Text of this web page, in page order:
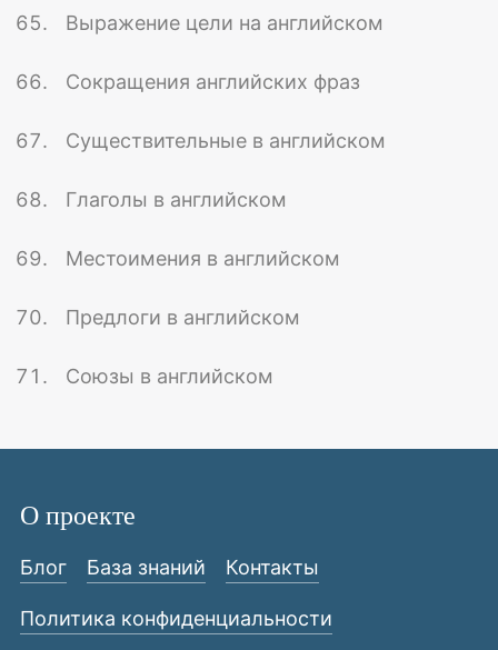
Выражение цели на английском
Сокращения английских фраз
Существительные в английском
Глаголы в английском
Местоимения в английском
Предлоги в английском
Союзы в английском
О проекте
Блог База знаний Контакты
Политика конфиденциальности